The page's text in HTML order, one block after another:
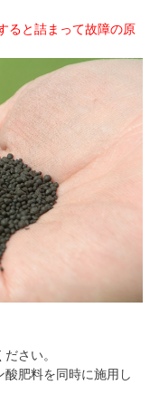
ると詰まって故障の原
さい。
酸肥料を同時に施用し